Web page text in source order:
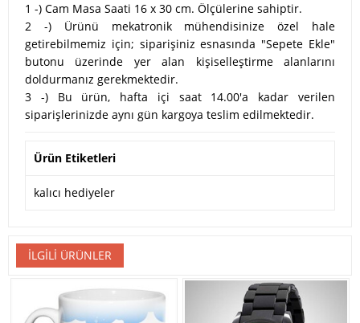
1 -) Cam Masa Saati 16 x 30 cm. Ölçülerine sahiptir.
2 -) Ürünü mekatronik mühendisinize özel hale
getirebilmemiz için; siparişiniz esnasında "Sepete Ekle"
butonu üzerinde yer alan kişiselleştirme alanlarını
doldurmanız gerekmektedir.
3 -) Bu ürün, hafta içi saat 14.00'a kadar verilen
siparişlerinizde aynı gün kargoya teslim edilmektedir.
Ürün Etiketleri
kalıcı hediyeler
İLGILI ÜRÜNLER